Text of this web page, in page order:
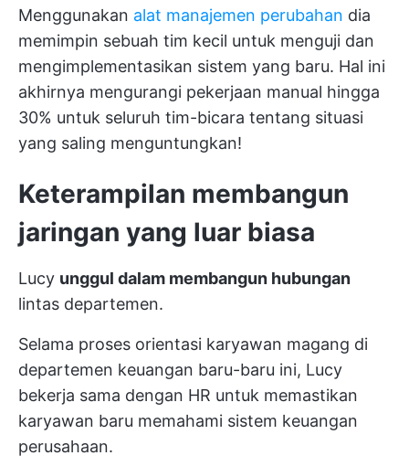
Menggunakan alat manajemen perubahan dia
memimpin sebuah tim kecil untuk menguji dan
mengimplementasikan sistem yang baru. Hal ini
akhirnya mengurangi pekerjaan manual hingga
30% untuk seluruh tim-bicara tentang situasi
yang saling menguntungkan!
Keterampilan membangun
jaringan yang luar biasa
Lucy unggul dalam membangun hubungan
lintas departemen.
Selama proses orientasi karyawan magang di
departemen keuangan baru-baru ini, Lucy
bekerja sama dengan HR untuk memastikan
karyawan baru memahami sistem keuangan
perusahaan.